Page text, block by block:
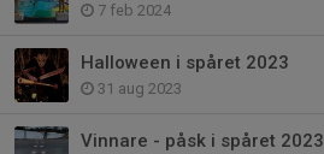
7 feb 2024
Halloween i spåret 2023
31 aug 2023
Vinnare - påsk i spåret 2023